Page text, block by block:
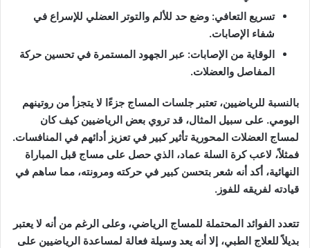
تسريع التعافي: وضع حد للألم والتوتر العضلي للإسراع في
شفاء الإصابات.
الوقاية من الإصابات: عبر الجهود المستمرة في تحسين حركة
المفاصل والعضلات.
بالنسبة للرياضيين، تعتبر جلسات المساج جزءًا لا يتجزأ من روتينهم
اليومي. على سبيل المثال، قد تروي بعض الرياضيين كيف كان
لمساج العضلات المحورية تأثير كبير في تعزيز أدائهم في المنافسات.
فمثلاً، لاعب كرة السلة عماد، الذي حصل على مساج قبل المباراة
النهائية، أكد أنه شعر بتحسن كبير في حركته ومرونته، مما ساهم في
قيادته لفريقه للفوز.
تتعدد الفوائد المحتملة للمساج الرياضي، وعلى الرغم من أنه لا يعتبر
بديلاً للعلاج الطبي، إلا أنه يعد وسيلة فعالة لمساعدة الرياضيين على